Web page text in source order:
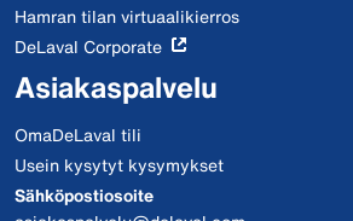
Hamran tilan virtuaalikierros
DeLaval Corporate
Asiakaspalvelu
OmaDeLaval tili
Usein kysytyt kysymykset
Sähköpostiosoite